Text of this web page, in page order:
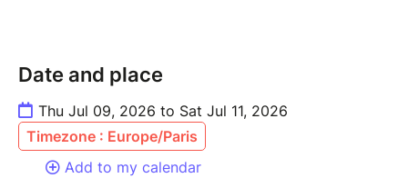
Date and place
Thu Jul 09, 2026 to Sat Jul 11, 2026
Timezone : Europe/Paris
Add to my calendar